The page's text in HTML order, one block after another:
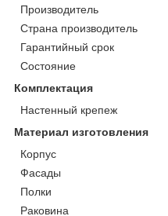
Производитель
Страна производитель
Гарантийный срок
Состояние
Комплектация
Настенный крепеж
Материал изготовления
Корпус
Фасады
Полки
Раковина